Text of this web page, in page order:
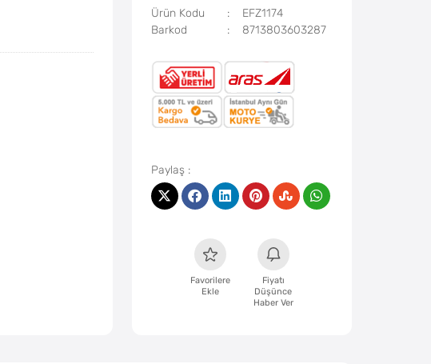
Ürün Kodu
EFZ1174
Barkod
8713803603287
Favorilere
Ekle
Fiyatı
Düşünce
Haber Ver